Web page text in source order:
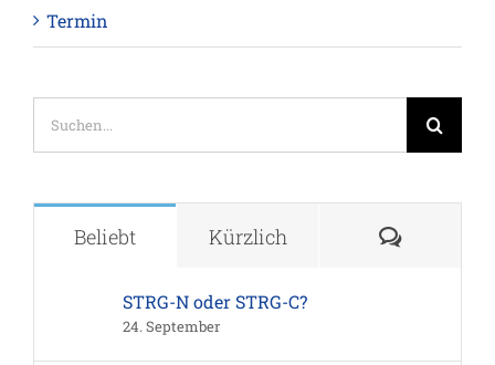
Termin
Beliebt Kürzlich
STRG-N oder STRG-C?
24. September